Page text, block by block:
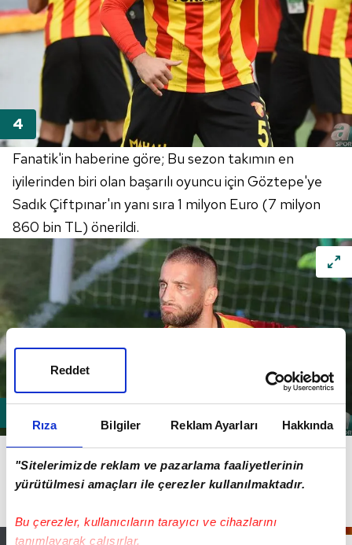
Rıza Bilgiler Reklam Ayarları Hakkında
"Sitelerimizde reklam ve pazarlama faaliyetlerinin
yürütülmesi amaçları ile çerezler kullanılmaktadır.
Bu çerezler, kullanıcıların tarayıcı ve cihazlarını
tanımlayarak çalışırlar.
Reddet
Fanatik'in haberine göre; Bu sezon takımın en
iyilerinden biri olan başarılı oyuncu için Göztepe'ye
Sadık Çiftpınar'ın yanı sıra 1 milyon Euro (7 milyon
860 bin TL) önerildi.
Alpaslan'ın Sarı-Lacivertliler'e imza atmayı çok
istediği öğrenildi. Kulüplerin anlaşması halinde 27
yaşındaki savunmacıyla yapılacak pazarlıkların kısa
sürmesi bekleniyor.